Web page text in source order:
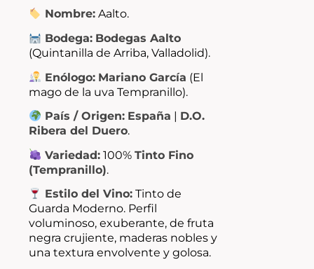
Nombre:Aalto.
Bodega: Bodegas Aalto
(Quintanilla de Arriba, Valladolid).
Enólogo: Mariano García (El
mago de la uva Tempranillo).
País / Origen: España | D.O.
Ribera del Duero.
Variedad:100% Tinto Fino
(Tempranillo).
Estilo del Vino:Tinto de
Guarda Moderno. Perfil
voluminoso, exuberante, de fruta
negra crujiente, maderas nobles y
una textura envolvente y golosa.